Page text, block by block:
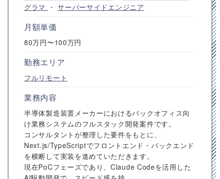
グラマ
・サーバーサイドエンジニア
月額単価
80万円〜100万円
勤務エリア
フルリモート
業務内容
半導体製造装置メーカーにおけるバックオフィス向
け業務システムのフルスタック開発案件です。
コンサルタントが整理した要件をもとに、
Next.js/TypeScriptでフロントエンド・バックエンド
を横断して実装を進めていただきます。
現在PoCフェーズであり、Claude Codeを活用した